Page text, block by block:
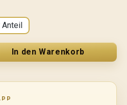
Anteil
den gewünschten Wert
In den Warenkorb